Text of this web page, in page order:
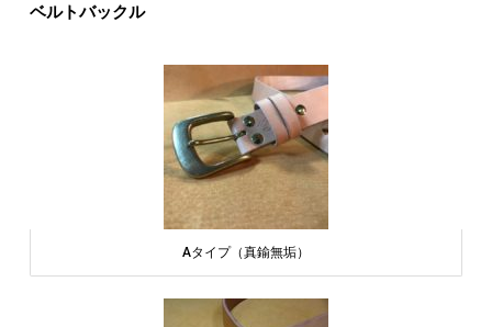
ベルトバックル
Aタイプ（真鍮無垢）